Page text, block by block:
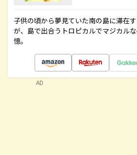
子供の頃から夢見ていた南の島に滞在
が、島で出合うトロピカルでマジカル
憶。
AD